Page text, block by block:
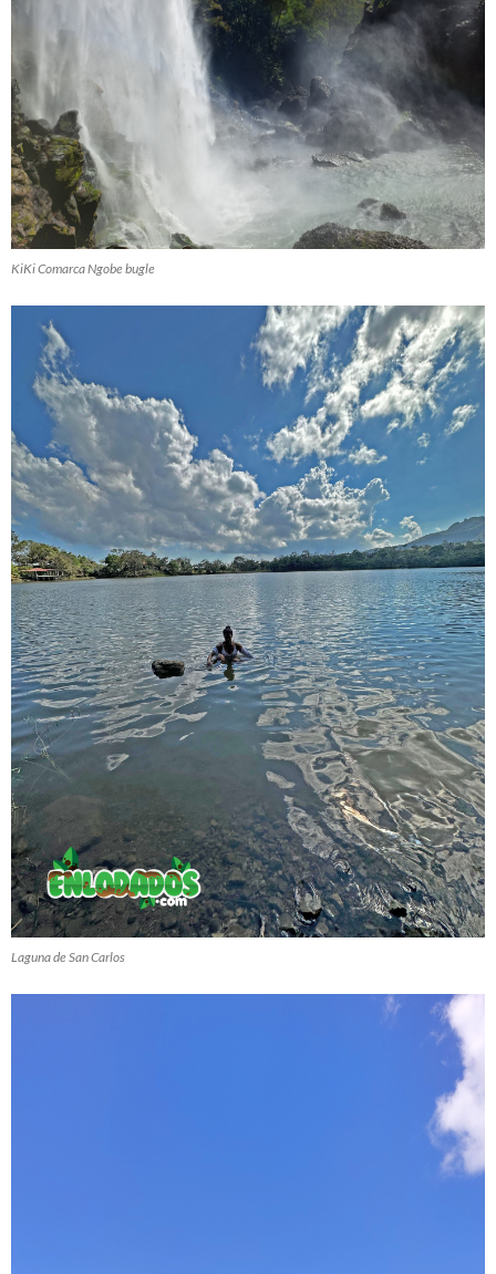
KiKi Comarca Ngobe bugle
Laguna de San Carlos